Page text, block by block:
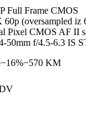
Full Frame CMOS
60p (oversampled iz
Pixel CMOS AF II
50mm f/4.5-6.3 IS
−16%−570KM